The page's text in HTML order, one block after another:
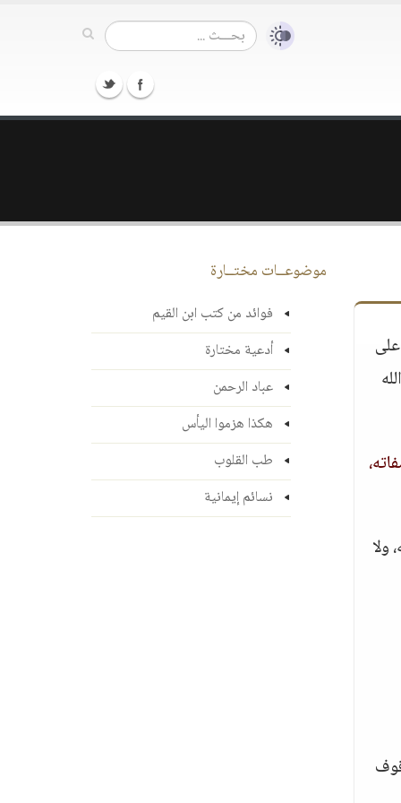
ولا
موضوعــات مختــارة
فوائد من كتب ابن القيم
أدعية مختارة
عباد الرحمن
هكذا هزموا اليأس
طب القلوب
نسائم إيمانية